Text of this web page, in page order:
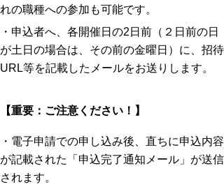
れの職種への参加も可能です。
・申込者へ、各開催日の2日前（２日前の日
が土日の場合は、その前の金曜日）に、招待
URL等を記載したメールをお送りします。
【重要：ご注意ください！】
・電子申請での申し込み後、直ちに申込内容
が記載された「申込完了通知メール」が送信
されます。